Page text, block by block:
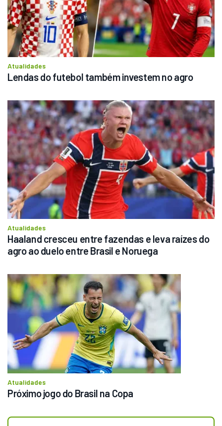
Atualidades
Lendas do futebol também investem no agro
Atualidades
Haaland cresceu entre fazendas e leva raízes do
agro ao duelo entre Brasil e Noruega
Atualidades
Próximo jogo do Brasil na Copa